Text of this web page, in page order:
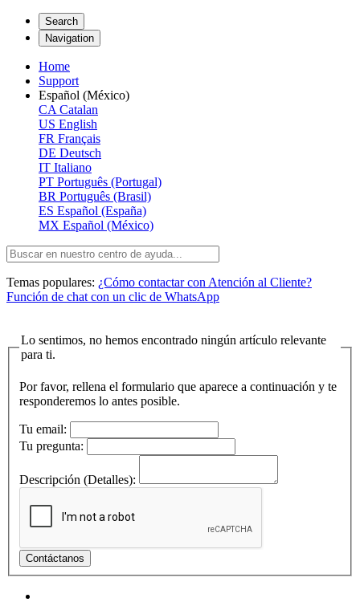
Search
Navigation
Home
Support
Español (México)
CA Catalan
US English
FR Français
DE Deutsch
IT Italiano
PT Português (Portugal)
BR Português (Brasil)
ES Español (España)
MX Español (México)
Temas populares: ¿Cómo contactar con Atención al Cliente?
Función de chat con un clic de WhatsApp
Lo sentimos, no hemos encontrado ningún artículo relevante
para ti.
Por favor, rellena el formulario que aparece a continuación y te
responderemos lo antes posible.
Tu email:
Tu pregunta:
Descripción (Detalles):